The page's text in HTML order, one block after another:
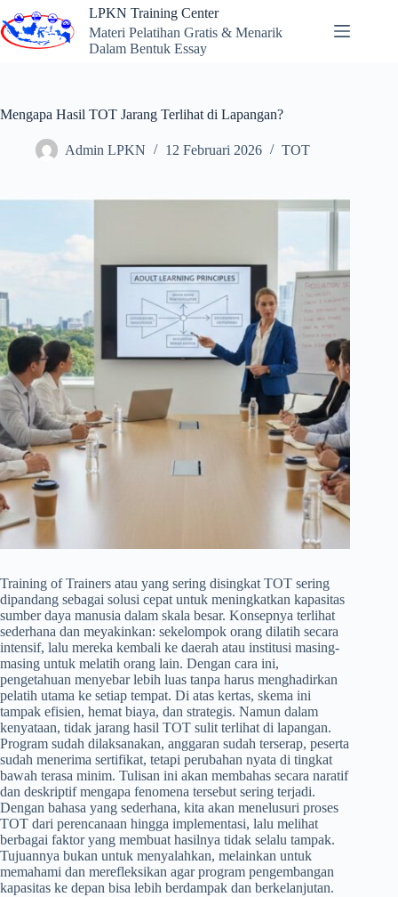
to
content
LPKN Training Center
Materi Pelatihan Gratis & Menarik
Dalam Bentuk Essay
Mengapa Hasil TOT Jarang Terlihat di Lapangan?
Admin LPKN 12 Februari 2026 TOT
Training of Trainers atau yang sering disingkat TOT sering
dipandang sebagai solusi cepat untuk meningkatkan kapasitas
sumber daya manusia dalam skala besar. Konsepnya terlihat
sederhana dan meyakinkan: sekelompok orang dilatih secara
intensif, lalu mereka kembali ke daerah atau institusi masing-
masing untuk melatih orang lain. Dengan cara ini,
pengetahuan menyebar lebih luas tanpa harus menghadirkan
pelatih utama ke setiap tempat. Di atas kertas, skema ini
tampak efisien, hemat biaya, dan strategis. Namun dalam
kenyataan, tidak jarang hasil TOT sulit terlihat di lapangan.
Program sudah dilaksanakan, anggaran sudah terserap, peserta
sudah menerima sertifikat, tetapi perubahan nyata di tingkat
bawah terasa minim. Tulisan ini akan membahas secara naratif
dan deskriptif mengapa fenomena tersebut sering terjadi.
Dengan bahasa yang sederhana, kita akan menelusuri proses
TOT dari perencanaan hingga implementasi, lalu melihat
berbagai faktor yang membuat hasilnya tidak selalu tampak.
Tujuannya bukan untuk menyalahkan, melainkan untuk
memahami dan merefleksikan agar program pengembangan
kapasitas ke depan bisa lebih berdampak dan berkelanjutan.